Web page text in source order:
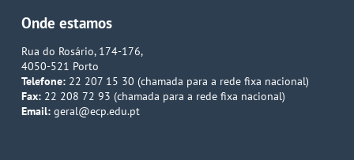
Onde estamos
Rua do Rosário, 174-176,
4050-521 Porto
Telefone:22 207 15 30 (chamada para a rede fixa nacional)
Fax:22 208 72 93 (chamada para a rede fixa nacional)
Email: geral@ecp.edu.pt